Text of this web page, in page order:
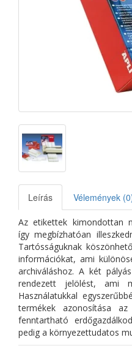
Leírás Vélemények
Az etikettek kimondottan
így megbízhatóan
Tartósságuknak
információkat, ami
archiváláshoz. A két
rendezett jelölést, ami
Használatukkal
termékek azonosítása
fenntartható
pedig a környezettudatos